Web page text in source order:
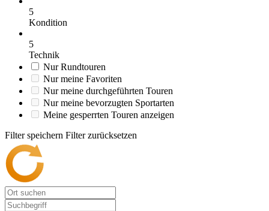
5
Kondition
5
Technik
Nur Rundtouren
Nur meine Favoriten
Nur meine durchgeführten Touren
Nur meine bevorzugten Sportarten
Meine gesperrten Touren anzeigen
Filter speichern Filter zurücksetzen